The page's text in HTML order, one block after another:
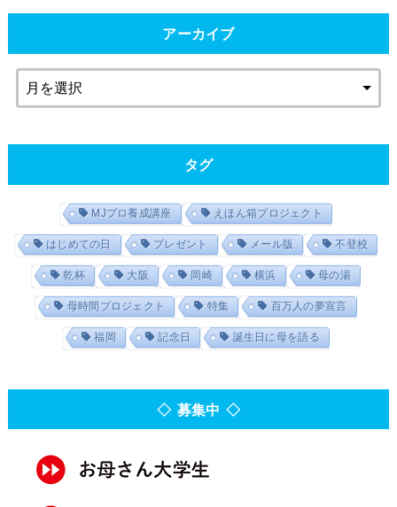
アーカイブ
タグ
MJプロ養成講座 えほん箱プロジェクト
はじめての日 プレゼント メール版 不登校
乾杯 大阪 岡崎 横浜 母の湯
母時間プロジェクト 特集 百万人の夢宣言
福岡 記念日 誕生日に母を語る
◇ 募集中 ◇